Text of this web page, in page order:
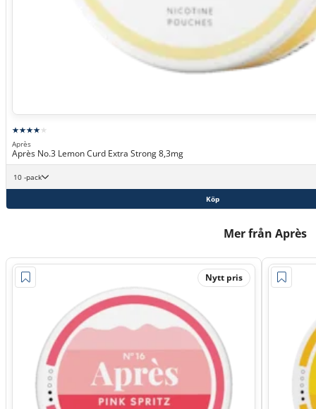
Après
Après No.3 Lemon Curd Extra Strong 8,3mg
10 -pack
Köp
Mer från Après
Nytt pris